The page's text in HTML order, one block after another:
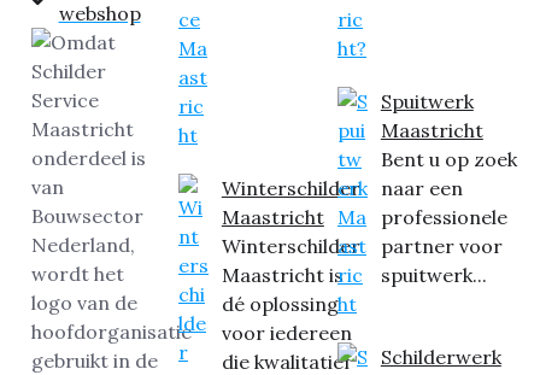
webshop
Winterschilder
Maastricht
Winterschilder
Maastricht is
dé oplossing
voor iedereen
die kwalitatief
Spuitwerk
Maastricht
Bent u op zoek
naar een
professionele
partner voor
spuitwerk...
Schilderwerk